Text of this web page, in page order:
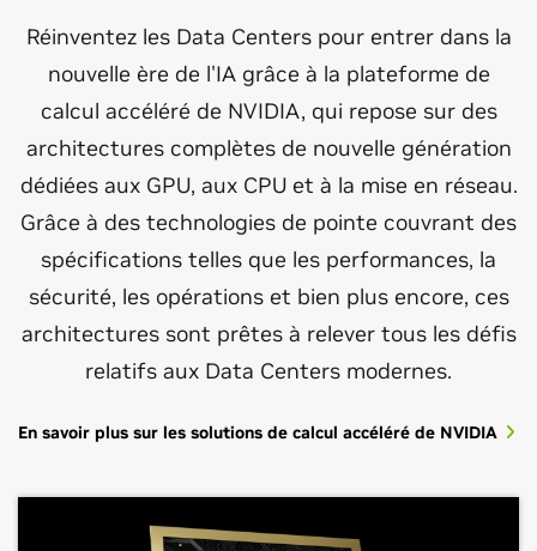
Réinventez les Data Centers pour entrer dans la
nouvelle ère de l'IA grâce à la plateforme de
calcul accéléré de NVIDIA, qui repose sur des
architectures complètes de nouvelle génération
dédiées aux GPU, aux CPU et à la mise en réseau.
Grâce à des technologies de pointe couvrant des
spécifications telles que les performances, la
sécurité, les opérations et bien plus encore, ces
architectures sont prêtes à relever tous les défis
relatifs aux Data Centers modernes.
En savoir plus sur les solutions de calcul accéléré de NVIDIA